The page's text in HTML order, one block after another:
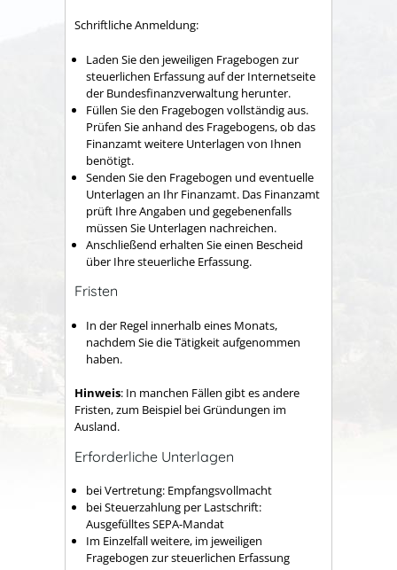
Schriftliche Anmeldung:
Laden Sie den jeweiligen Fragebogen zur
steuerlichen Erfassung auf der Internetseite
der Bundesfinanzverwaltung herunter.
Füllen Sie den Fragebogen vollständig aus.
Prüfen Sie anhand des Fragebogens, ob das
Finanzamt weitere Unterlagen von Ihnen
benötigt.
Senden Sie den Fragebogen und eventuelle
Unterlagen an Ihr Finanzamt. Das Finanzamt
prüft Ihre Angaben und gegebenenfalls
müssen Sie Unterlagen nachreichen.
Anschließend erhalten Sie einen Bescheid
über Ihre steuerliche Erfassung.
Fristen
In der Regel innerhalb eines Monats,
nachdem Sie die Tätigkeit aufgenommen
haben.
Hinweis: In manchen Fällen gibt es andere
Fristen, zum Beispiel bei Gründungen im
Ausland.
Erforderliche Unterlagen
bei Vertretung: Empfangsvollmacht
bei Steuerzahlung per Lastschrift:
Ausgefülltes SEPA-Mandat
Im Einzelfall weitere, im jeweiligen
Fragebogen zur steuerlichen Erfassung